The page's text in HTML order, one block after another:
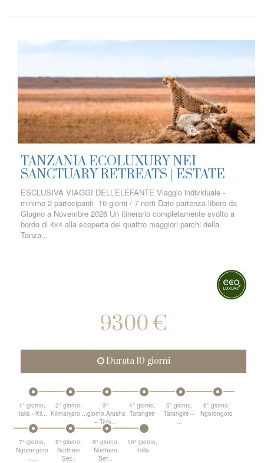
TANZANIA ECOLUXURY NEI
SANCTUARY RETREATS | ESTATE
ESCLUSIVA VIAGGI DELL’ELEFANTE Viaggio individuale -
minimo 2 partecipanti 10 giorni / 7 notti Date partenza libere da
Giugno a Novembre 2026 Un itinerario completamente svolto a
bordo di 4x4 alla scoperta dei quattro maggiori parchi della
Tanza...
9300 €
Durata 10 giorni
1° giorno,
Italia - Kil...
2° giorno,
Kilimanjaro ...
3°
giorno,Arusha
– Tara...
4° giorno,
Tarangire
5° giorno,
Tarangire –
...
6° giorno,
Ngorongoro
7° giorno,
Ngorongoro
–...
8° giorno,
Northern
Ser...
9° giorno,
Northern
Ser...
10° giorno,
Italia